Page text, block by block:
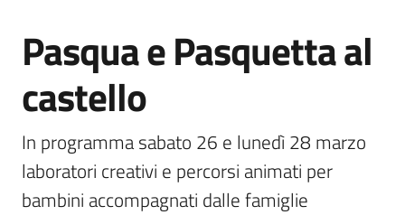
Novità
Menu selezionato
Servizi
Vivere
Formigine
Salta al contenuto
Pasqua e Pasquetta al
castello
In programma sabato 26 e lunedì 28 marzo
laboratori creativi e percorsi animati per
bambini accompagnati dalle famiglie